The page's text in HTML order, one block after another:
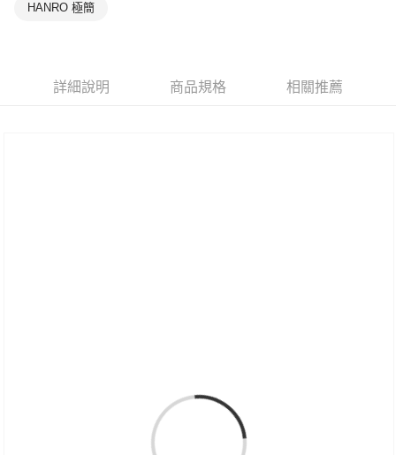
HANRO 極簡
詳細說明 商品規格 相關推薦